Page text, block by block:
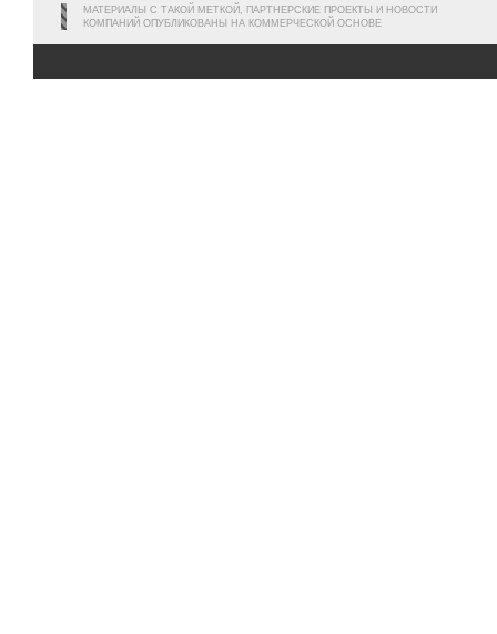
МАТЕРИАЛЫ С ТАКОЙ МЕТКОЙ, ПАРТНЕРСКИЕ ПРОЕКТЫ И НОВОСТИ
КОМПАНИЙ ОПУБЛИКОВАНЫ НА КОММЕРЧЕСКОЙ ОСНОВЕ